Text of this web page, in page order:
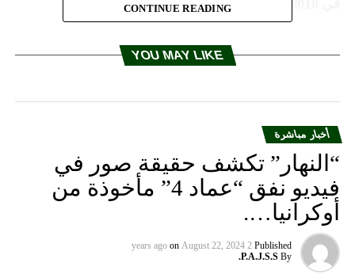
CONTINUE READING
YOU MAY LIKE
أخبار مباشرة
“النهار” تكشف حقيقة صور في
فيديو نفق “عماد 4” مأخوذة من
أوكرانيا….
Published
2 years ago
on August 22, 2024
By
P.A.J.S.S.